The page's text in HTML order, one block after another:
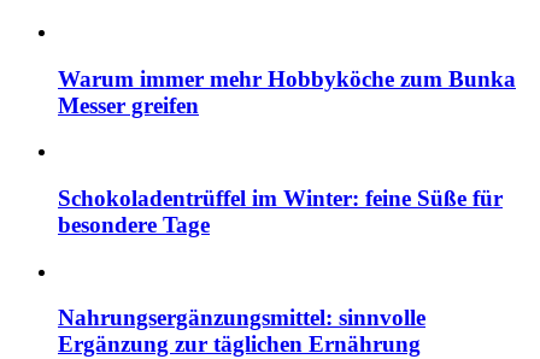
Warum immer mehr Hobbyköche zum Bunka
Messer greifen
Schokoladentrüffel im Winter: feine Süße für
besondere Tage
Nahrungsergänzungsmittel: sinnvolle
Ergänzung zur täglichen Ernährung